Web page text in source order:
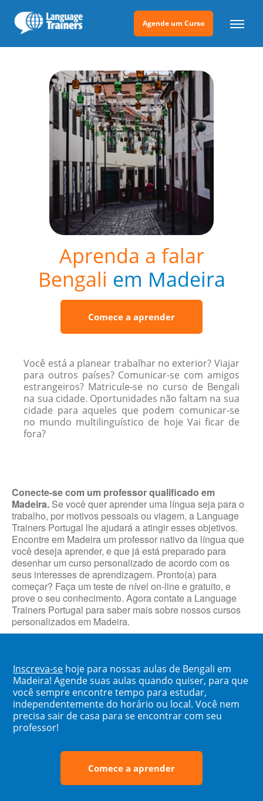
Agende um Curso
Aprenda a falar
Bengali em Madeira
Comece a aprender
Você está a planear trabalhar no exterior? Viajar
para outros países? Comunicar-se com amigos
estrangeiros? Matricule-se no curso de Bengali
na sua cidade. Oportunidades não faltam na sua
cidade para aqueles que podem comunicar-se
no mundo multilinguístico de hoje Vai ficar de
fora?
Conecte-se com um professor qualificado em
Madeira. Se você quer aprender uma língua seja para o
trabalho, por motivos pessoais ou viagem, a Language
Trainers Portugal lhe ajudará a atingir esses objetivos.
Encontre em Madeira um professor nativo da língua que
você deseja aprender, e que já está preparado para
desenhar um curso personalizado de acordo com os
seus interesses de aprendizagem. Pronto(a) para
começar? Faça um teste de nível on-line e gratuito, e
prove o seu conhecimento. Agora contate a Language
Trainers Portugal para saber mais sobre nossos cursos
personalizados em Madeira.
Inscreva-se hoje para nossas aulas de Bengali em
Madeira! Agende suas aulas quando quiser, para que
você sempre encontre tempo para estudar,
independentemente do horário ou local. Você nem
precisa sair de casa para se encontrar com seu
professor!
Comece a aprender